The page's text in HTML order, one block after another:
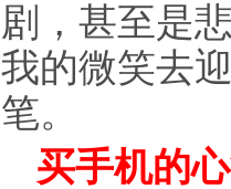
剧，甚至是
我的微笑去
笔。
买手机的